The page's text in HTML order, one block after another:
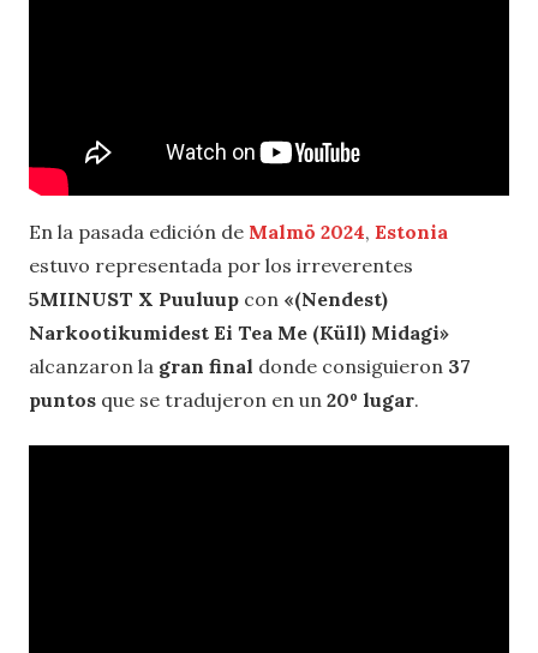
En la pasada edición de Malmö 2024, Estonia
estuvo representada por los irreverentes
5MIINUST X Puuluup con «(Nendest)
Narkootikumidest Ei Tea Me (Küll) Midagi»
alcanzaron la gran final donde consiguieron 37
puntos que se tradujeron en un 20º lugar.